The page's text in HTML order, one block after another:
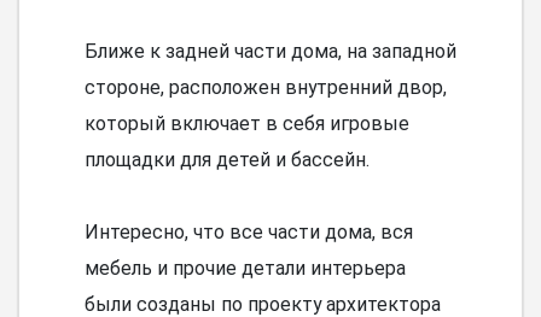
Ближе к задней части дома, на западной
стороне, расположен внутренний двор,
который включает в себя игровые
площадки для детей и бассейн.
Интересно, что все части дома, вся
мебель и прочие детали интерьера
были созданы по проекту архитектора